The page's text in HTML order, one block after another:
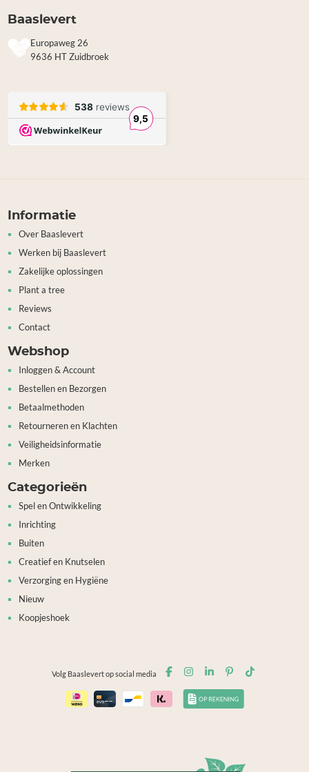
Baaslevert
Europaweg 26
9636 HT Zuidbroek
Informatie
Over Baaslevert
Werken bij Baaslevert
Zakelijke oplossingen
Plant a tree
Reviews
Contact
Webshop
Inloggen & Account
Bestellen en Bezorgen
Betaalmethoden
Retourneren en Klachten
Veiligheidsinformatie
Merken
Categorieën
Spel en Ontwikkeling
Inrichting
Buiten
Creatief en Knutselen
Verzorging en Hygiëne
Nieuw
Koopjeshoek
Volg Baaslevert op social media